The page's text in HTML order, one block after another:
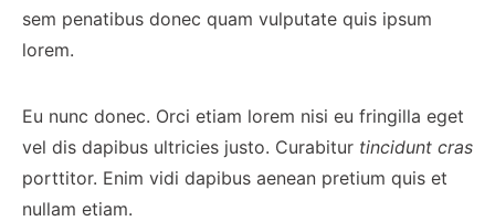
sem penatibus donec quam vulputate quis ipsum
lorem.
Eu nunc donec. Orci etiam lorem nisi eu fringilla eget
vel dis dapibus ultricies justo. Curabitur tincidunt cras
porttitor. Enim vidi dapibus aenean pretium quis et
nullam etiam.